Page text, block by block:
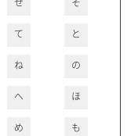
て と
ね の
へ ほ
め も